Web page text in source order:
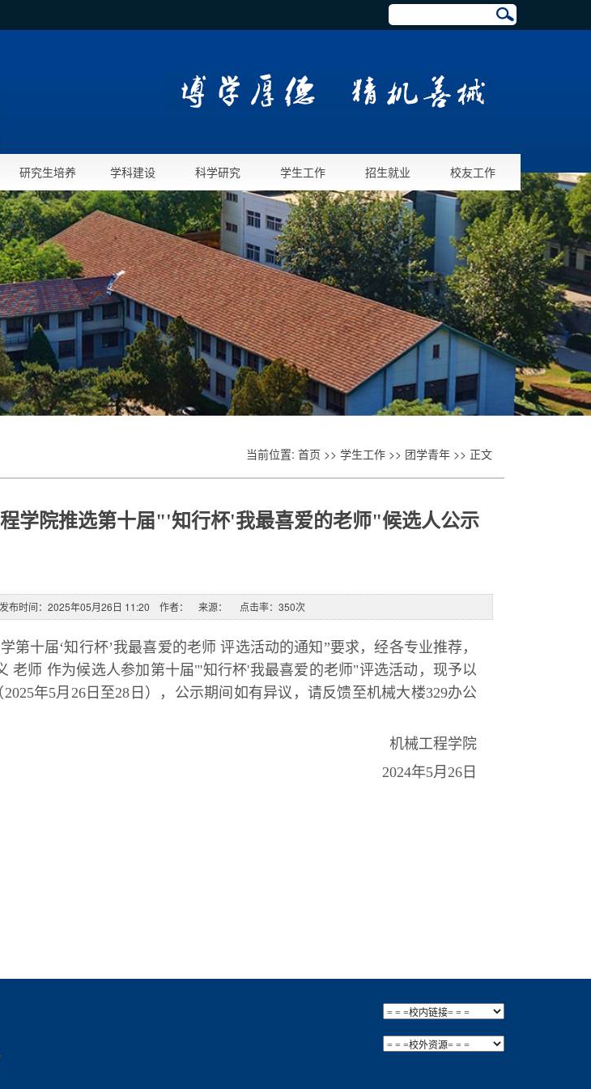
研究生培养 学科建设 科学研究 学生工作 招生就业 校友工作
当前位置: 首页 >> 学生工作 >> 团学青年 >> 正文
程学院推选第十届"'知行杯'我最喜爱的老师"候选人公示
发布时间：2025年05月26日 11:20 作者： 来源： 点击率： 350次
第十届‘知行杯’我最喜爱的老师 评选活动的通知”要求，经各专业推荐，
老师 作为候选人参加第十届"'知行杯'我最喜爱的老师"评选活动，现予以
年5月26日至28日），公示期间如有异议，请反馈至机械大楼329办公
机械工程学院
2024年5月26日